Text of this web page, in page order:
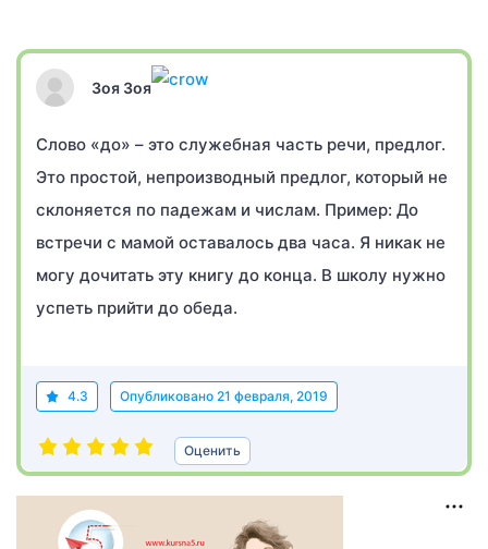
Зоя Зоя
Слово «до» – это служебная часть речи, предлог.
Это простой, непроизводный предлог, который не
склоняется по падежам и числам. Пример: До
встречи с мамой оставалось два часа. Я никак не
могу дочитать эту книгу до конца. В школу нужно
успеть прийти до обеда.
4.3 Опубликовано 21 февраля, 2019
Оценить